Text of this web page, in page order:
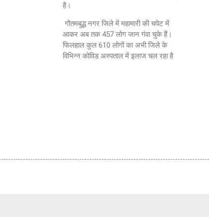
है।
गौतमबुद्ध नगर जिले में महामारी की चपेट में
आकर अब तक 457 लोग जान गंवा चुके हैं।
फिलहाल कुल 610 लोगों का अभी जिले के
विभिन्न कोविड अस्पताल में इलाज चल रहा है